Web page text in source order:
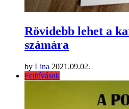
Rövidebb lehet a
számára
by Lina 2021.09.02.
Felhívások